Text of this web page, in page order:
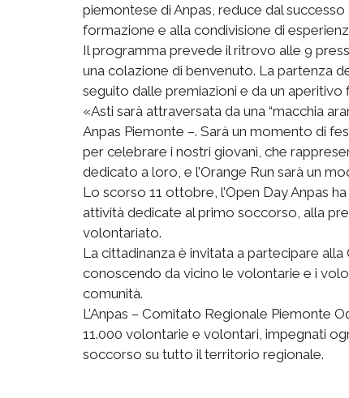
piemontese di Anpas, reduce dal
formazione e alla condivisione di
Il programma prevede il ritrovo alle 9
una colazione di benvenuto. La partenza
seguito dalle premiazioni e da un aperitivo
«Asti sarà attraversata da una “macchia
Anpas Piemonte –. Sarà un momento di
per celebrare i nostri giovani, che
dedicato a loro, e l’Orange Run sarà un
Lo scorso 11 ottobre, l’Open Day Anpas
attività dedicate al primo soccorso, alla
volontariato.
La cittadinanza è invitata a partecipare
conoscendo da vicino le volontarie e i
comunità.
L’Anpas – Comitato Regionale Piemonte
11.000 volontarie e volontari, impegnati
soccorso su tutto il territorio regionale.